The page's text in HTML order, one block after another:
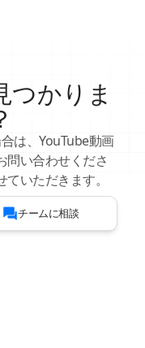
つかりま
は、YouTube動画
問い合わせくださ
いただきます。
チームに相談